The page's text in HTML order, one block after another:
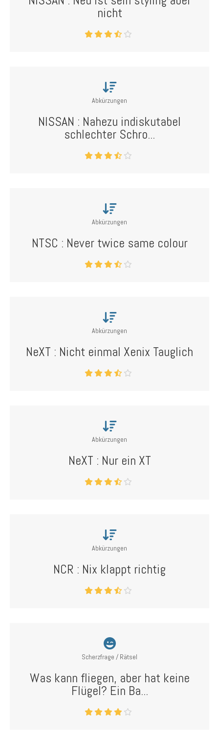
nicht
Abkürzungen
NISSAN : Nahezu indiskutabel
schlechter Schro...
Abkürzungen
NTSC : Never twice same colour
Abkürzungen
NeXT : Nicht einmal Xenix Tauglich
Abkürzungen
NeXT : Nur ein XT
Abkürzungen
NCR : Nix klappt richtig
Scherzfrage / Rätsel
Was kann fliegen, aber hat keine
Flügel? Ein Ba...